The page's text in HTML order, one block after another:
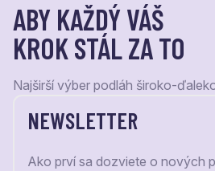
ABY KAŽDÝ VÁŠ
KROK STÁL ZA TO
Najširší výber podláh široko-
NEWSLETTER
Ako prví sa dozviete o nových